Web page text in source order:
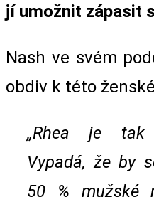
jí umožnit zápasit
Nash ve svém
obdiv k této
„Rhea je tak
Vypadá, že by
50 % mužské